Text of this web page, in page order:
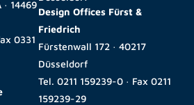
14469
0331
Design Offices Fürst &
Friedrich
Fürstenwall 172 · 40217
Düsseldorf
Tel. 0211 159239-0 · Fax 0211
159239-29